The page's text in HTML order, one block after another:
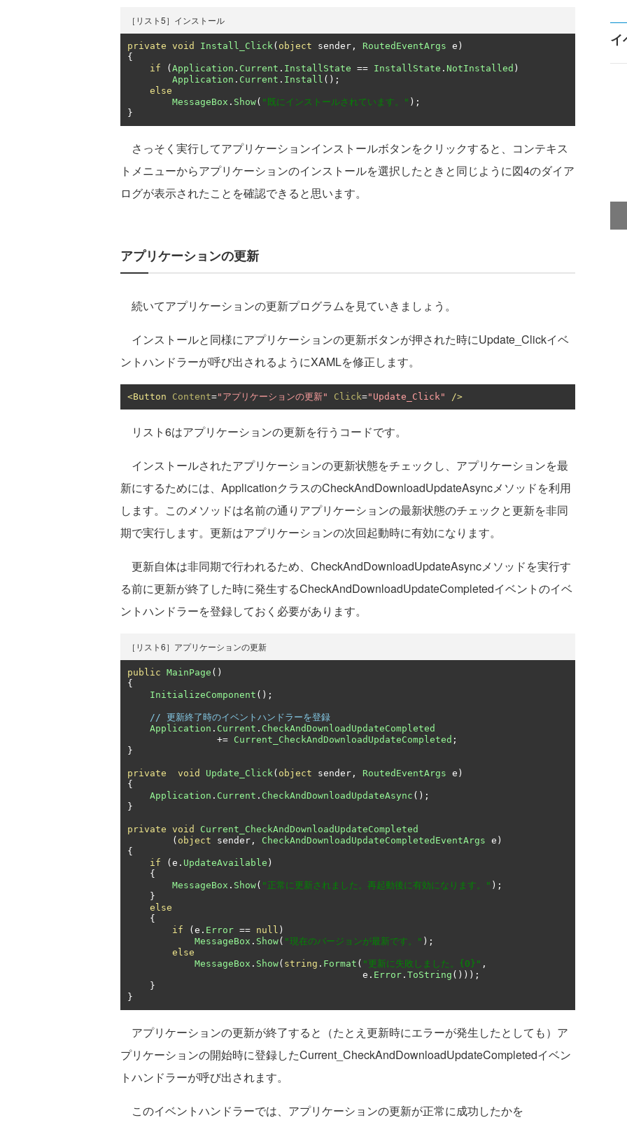
［リスト5］インストール
private void Install_Click( object sender , RoutedEventArgs e )
{
if
( Application . Current . InstallState == InstallState . NotInstalled )
Application . Current . Install ();
else
MessageBox . Show( "既にインストールされています。" );
}
さっそく実行してアプリケーションインストールボタンをクリックすると、コンテキス
トメニューからアプリケーションのインストールを選択したときと同じように図4のダイア
ログが表示されたことを確認できると思います。
アプリケーションの更新
続いてアプリケーションの更新プログラムを見ていきましょう。
インストールと同様にアプリケーションの更新ボタンが押された時にUpdate_Clickイベ
ントハンドラーが呼び出されるようにXAMLを修正します。
<Button Content="アプリケーションの更新" Click="Update_Click" />
リスト6はアプリケーションの更新を行うコードです。
インストールされたアプリケーションの更新状態をチェックし、アプリケーションを最
新にするためには、ApplicationクラスのCheckAndDownloadUpdateAsyncメソッドを利用
します。このメソッドは名前の通りアプリケーションの最新状態のチェックと更新を非同
期で実行します。更新はアプリケーションの次回起動時に有効になります。
更新自体は非同期で行われるため、CheckAndDownloadUpdateAsyncメソッドを実行す
る前に更新が終了した時に発生するCheckAndDownloadUpdateCompletedイベントのイベ
ントハンドラーを登録しておく必要があります。
［リスト6］アプリケーションの更新
public MainPage ()
{
InitializeComponent ();
// 更新終了時のイベントハンドラーを登録
Application . Current . CheckAndDownloadUpdateCompleted
+= Current_CheckAndDownloadUpdateCompleted ;
}
private void Update_Click( object sender , RoutedEventArgs e )
{
Application . Current . CheckAndDownloadUpdateAsync ();
}
private void
Current_CheckAndDownloadUpdateCompleted
( object sender , CheckAndDownloadUpdateCompletedEventArgs e )
{
if
( e . UpdateAvailable )
{
MessageBox . Show( "正常に更新されました。再起動後に有効になります。" );
}
else
{
if
( e . Error == null )
MessageBox . Show( "現在のバージョンが最新です。" );
else
MessageBox . Show( string . Format ( "更新に失敗しました。{0}" ,
                                          e
. Error . ToString ()));
}
}
アプリケーションの更新が終了すると（たとえ更新時にエラーが発生したとしても）ア
プリケーションの開始時に登録したCurrent_CheckAndDownloadUpdateCompletedイベン
トハンドラーが呼び出されます。
このイベントハンドラーでは、アプリケーションの更新が正常に成功したかを
イ